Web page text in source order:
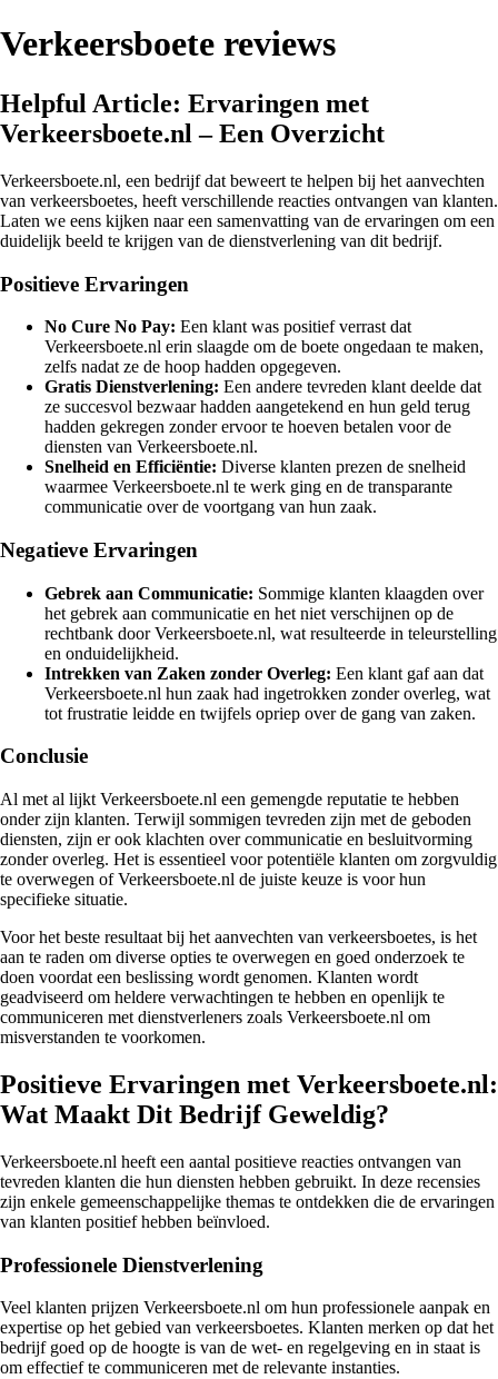
Verkeersboete reviews
Helpful Article: Ervaringen met
Verkeersboete.nl – Een Overzicht
Verkeersboete.nl, een bedrijf dat beweert te helpen bij het aanvechten
van verkeersboetes, heeft verschillende reacties ontvangen van klanten.
Laten we eens kijken naar een samenvatting van de ervaringen om een
duidelijk beeld te krijgen van de dienstverlening van dit bedrijf.
Positieve Ervaringen
No Cure No Pay: Een klant was positief verrast dat
Verkeersboete.nl erin slaagde om de boete ongedaan te maken,
zelfs nadat ze de hoop hadden opgegeven.
Gratis Dienstverlening: Een andere tevreden klant deelde dat
ze succesvol bezwaar hadden aangetekend en hun geld terug
hadden gekregen zonder ervoor te hoeven betalen voor de
diensten van Verkeersboete.nl.
Snelheid en Efficiëntie: Diverse klanten prezen de snelheid
waarmee Verkeersboete.nl te werk ging en de transparante
communicatie over de voortgang van hun zaak.
Negatieve Ervaringen
Gebrek aan Communicatie: Sommige klanten klaagden over
het gebrek aan communicatie en het niet verschijnen op de
rechtbank door Verkeersboete.nl, wat resulteerde in teleurstelling
en onduidelijkheid.
Intrekken van Zaken zonder Overleg: Een klant gaf aan dat
Verkeersboete.nl hun zaak had ingetrokken zonder overleg, wat
tot frustratie leidde en twijfels opriep over de gang van zaken.
Conclusie
Al met al lijkt Verkeersboete.nl een gemengde reputatie te hebben
onder zijn klanten. Terwijl sommigen tevreden zijn met de geboden
diensten, zijn er ook klachten over communicatie en besluitvorming
zonder overleg. Het is essentieel voor potentiële klanten om zorgvuldig
te overwegen of Verkeersboete.nl de juiste keuze is voor hun
specifieke situatie.
Voor het beste resultaat bij het aanvechten van verkeersboetes, is het
aan te raden om diverse opties te overwegen en goed onderzoek te
doen voordat een beslissing wordt genomen. Klanten wordt
geadviseerd om heldere verwachtingen te hebben en openlijk te
communiceren met dienstverleners zoals Verkeersboete.nl om
misverstanden te voorkomen.
Positieve Ervaringen met Verkeersboete.nl:
Wat Maakt Dit Bedrijf Geweldig?
Verkeersboete.nl heeft een aantal positieve reacties ontvangen van
tevreden klanten die hun diensten hebben gebruikt. In deze recensies
zijn enkele gemeenschappelijke themas te ontdekken die de ervaringen
van klanten positief hebben beïnvloed.
Professionele Dienstverlening
Veel klanten prijzen Verkeersboete.nl om hun professionele aanpak en
expertise op het gebied van verkeersboetes. Klanten merken op dat het
bedrijf goed op de hoogte is van de wet- en regelgeving en in staat is
om effectief te communiceren met de relevante instanties.